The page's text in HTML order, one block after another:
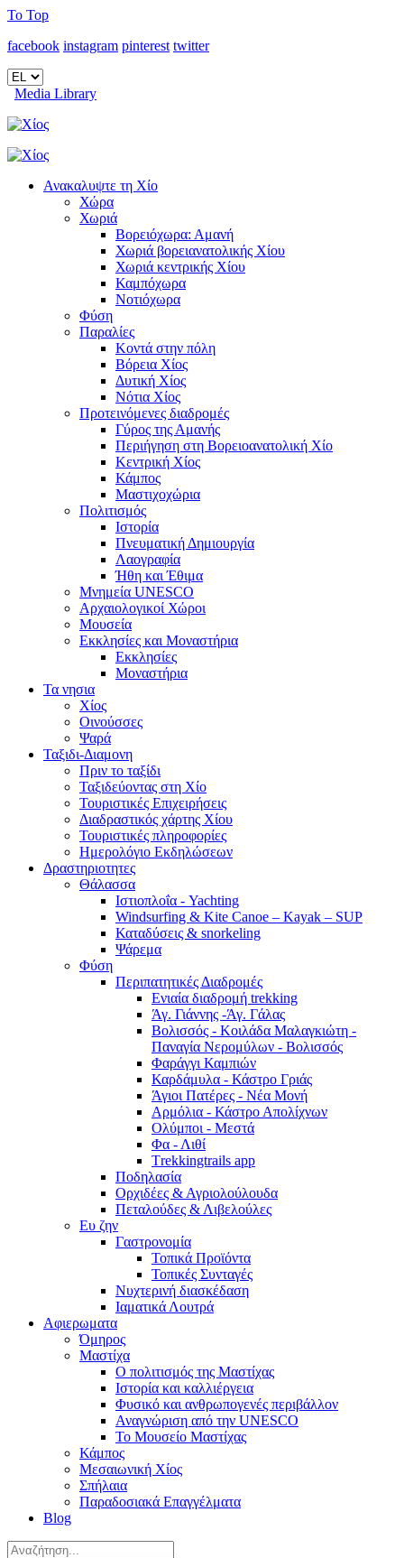
To Top
facebook instagram pinterest twitter
Media Library
Ανακαλυψτε τη Χίο
Χώρα
Χωριά
Βορειόχωρα: Αμανή
Χωριά βορειανατολικής Χίου
Χωριά κεντρικής Χίου
Καμπόχωρα
Νοτιόχωρα
Φύση
Παραλίες
Κοντά στην πόλη
Βόρεια Χίος
Δυτική Χίος
Νότια Χίος
Προτεινόμενες διαδρομές
Γύρος της Αμανής
Περιήγηση στη Βορειοανατολική Χίο
Κεντρική Χίος
Κάμπος
Μαστιχοχώρια
Πολιτισμός
Ιστορία
Πνευματική Δημιουργία
Λαογραφία
Ήθη και Έθιμα
Μνημεία UNESCO
Αρχαιολογικοί Χώροι
Μουσεία
Εκκλησίες και Μοναστήρια
Εκκλησίες
Μοναστήρια
Τα νησια
Χίος
Οινούσσες
Ψαρά
Ταξιδι-Διαμονη
Πριν το ταξίδι
Ταξιδεύοντας στη Χίο
Τουριστικές Επιχειρήσεις
Διαδραστικός χάρτης Χίου
Τουριστικές πληροφορίες
Ημερολόγιο Εκδηλώσεων
Δραστηριοτητες
Θάλασσα
Ιστιοπλοΐα - Yachting
Windsurfing & Kite Canoe – Kayak – SUP
Καταδύσεις & snorkeling
Ψάρεμα
Φύση
Περιπατητικές Διαδρομές
Ενιαία διαδρομή trekking
Άγ. Γιάννης -Άγ. Γάλας
Βολισσός - Κοιλάδα Μαλαγκιώτη -
Παναγία Νερομύλων - Βολισσός
Φαράγγι Καμπιών
Καρδάμυλα - Κάστρο Γριάς
Άγιοι Πατέρες - Νέα Μονή
Αρμόλια - Κάστρο Απολίχνων
Ολύμποι - Μεστά
Φα - Λιθί
Τrekkingtrails app
Ποδηλασία
Ορχιδέες & Αγριολούλουδα
Πεταλούδες & Λιβελούλες
Ευ ζην
Γαστρονομία
Τοπικά Προϊόντα
Τοπικές Συνταγές
Νυχτερινή διασκέδαση
Ιαματικά Λουτρά
Αφιερωματα
Όμηρος
Μαστίχα
Ο πολιτισμός της Μαστίχας
Ιστορία και καλλιέργεια
Φυσικό και ανθρωπογενές περιβάλλον
Αναγνώριση από την UNESCO
Το Μουσείο Μαστίχας
Κάμπος
Μεσαιωνική Χίος
Σπήλαια
Παραδοσιακά Επαγγέλματα
Blog